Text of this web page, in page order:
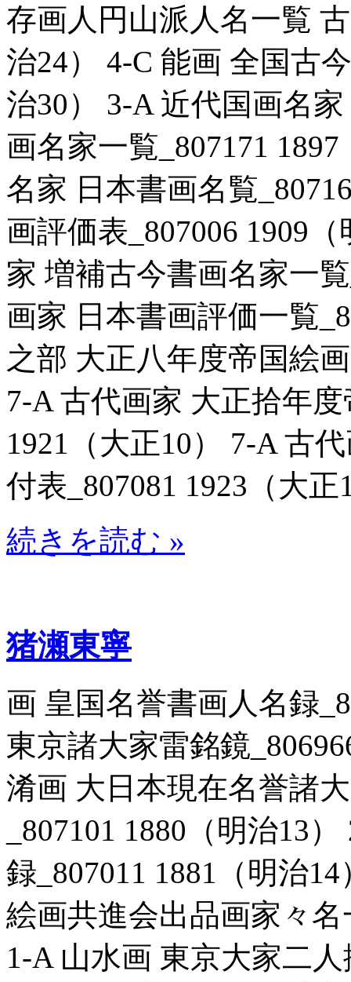
存画人円山派人名一覧
治24） 4-C 能画 全国古
治30） 3-A 近代国画名
画名家一覧_807171
名家 日本書画名覧
画評価表_807006 1909
家 増補古今書画名家一
画家 日本書画評価一覧
之部 大正八年度帝国絵
7-A 古代画家 大正拾年
1921（大正10） 7-A 古
付表_807081 1923（大
続きを読む »
猪瀬東寧
画 皇国名誉書画人名録
東京諸大家雷銘鏡
淆画 大日本現在名誉諸
_807101 1880（明治13
録_807011 1881（明治
絵画共進会出品画家々名
1-A 山水画 東京大家二